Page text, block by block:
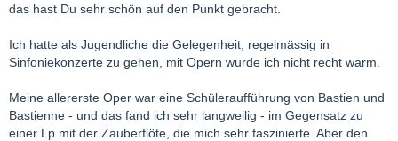
das hast Du sehr schön auf den Punkt gebracht.
Ich hatte als Jugendliche die Gelegenheit, regelmässig in
Sinfoniekonzerte zu gehen, mit Opern wurde ich nicht recht warm.
Meine allererste Oper war eine Schüleraufführung von Bastien und
Bastienne - und das fand ich sehr langweilig - im Gegensatz zu
einer Lp mit der Zauberflöte, die mich sehr faszinierte. Aber den